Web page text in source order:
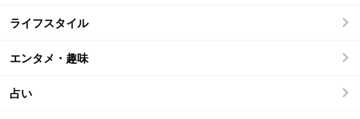
ライフスタイル
エンタメ・趣味
占い